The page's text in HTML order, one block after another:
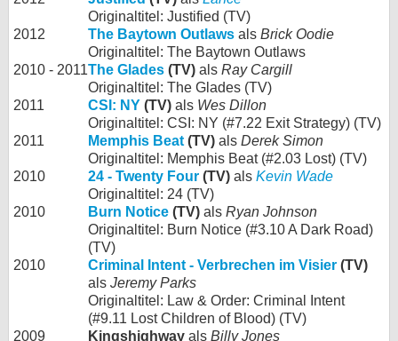
Originaltitel: Justified (TV)
2012
The Baytown Outlaws als Brick Oodie
Originaltitel: The Baytown Outlaws
2010 - 2011The Glades (TV) als Ray Cargill
Originaltitel: The Glades (TV)
2011
CSI: NY (TV) als Wes Dillon
Originaltitel: CSI: NY (#7.22 Exit Strategy) (TV)
2011
Memphis Beat (TV) als Derek Simon
Originaltitel: Memphis Beat (#2.03 Lost) (TV)
2010
24 - Twenty Four (TV) als Kevin Wade
Originaltitel: 24 (TV)
2010
Burn Notice (TV) als Ryan Johnson
Originaltitel: Burn Notice (#3.10 A Dark Road)
(TV)
2010
Criminal Intent - Verbrechen im Visier (TV)
als Jeremy Parks
Originaltitel: Law & Order: Criminal Intent
(#9.11 Lost Children of Blood) (TV)
2009
Kingshighway als Billy Jones